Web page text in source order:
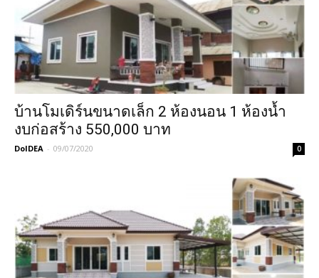
บ้านโมเดิร์นขนาดเล็ก 2 ห้องนอน 1 ห้องน้ำ
งบก่อสร้าง 550,000 บาท
DoIDEA - 09/07/2020 0